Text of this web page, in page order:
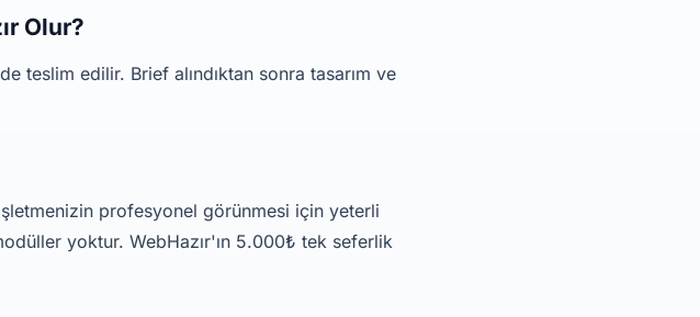
Olur?
teslim edilir. Brief alındıktan sonra tasarım ve
profesyonel görünmesi için yeterli
yoktur. WebHazır'ın 5.000₺ tek seferlik